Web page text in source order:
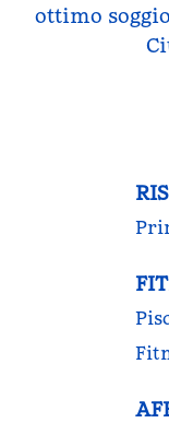
ottimo